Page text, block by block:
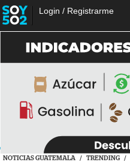
Login / Registrarme
NOTICIAS GUATEMALA / TRENDING /